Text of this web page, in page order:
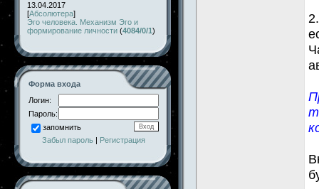
13.04.2017
[Абсолютера]
Эго человека. Механизм Эго и
формирование личности (4084/0/1)
Форма входа
Логин:
Пароль:
запомнить
Забыл пароль | Регистрация